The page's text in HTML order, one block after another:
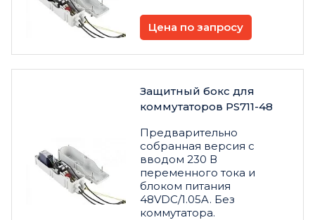
Цена по запросу
Защитный бокс для
коммутаторов PS711-48
Предварительно
собранная версия с
вводом 230 В
переменного тока и
блоком питания
48VDC/1.05A. Без
коммутатора.